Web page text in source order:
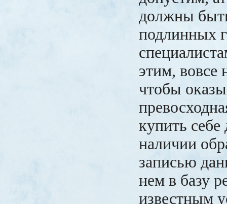
должны
подлинных
этим, вовсе
чтобы
купить
наличии
записью
нем в базу
известным